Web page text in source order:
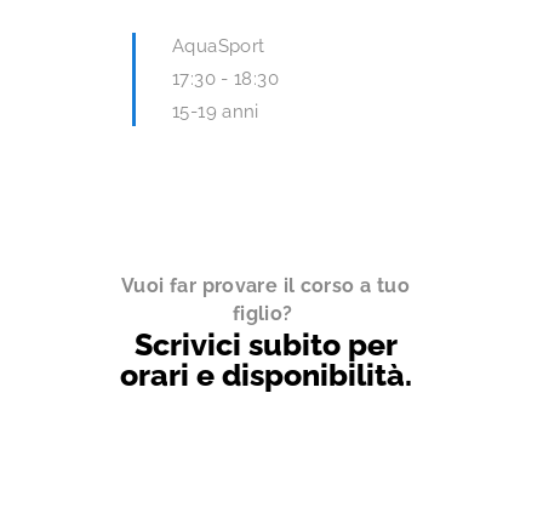
AquaSport
17:30 -18:30
15-19 anni
Vuoi far provare il corso a tuo
figlio?
Scrivici subito per
orari e disponibilità.